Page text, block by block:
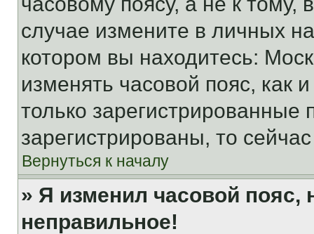
случае измените в личных
котором вы находитесь:
изменять часовой пояс, как
только
зарегистрированы, то
Вернуться к началу
» Я изменил часовой пояс,
неправильное!